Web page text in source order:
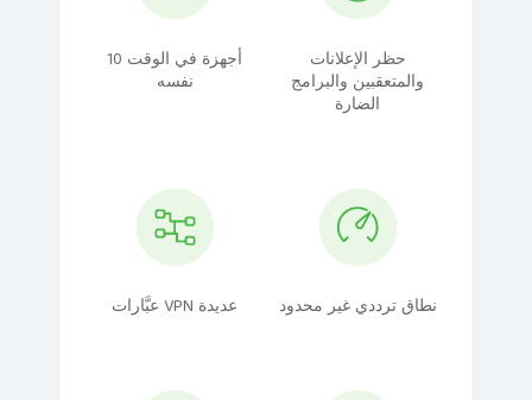
10 أجهزة في الوقت
نفسه
حظر الإعلانات
والمتعقبين والبرامج
الضارة
عبَّارات VPN عديدة نطاق ترددي غير محدود